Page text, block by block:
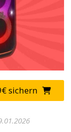
sichern